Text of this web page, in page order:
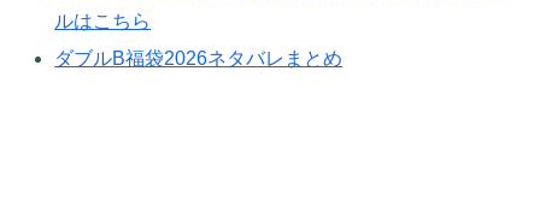
ルはこちら
ダブルB福袋2026ネタバレまとめ